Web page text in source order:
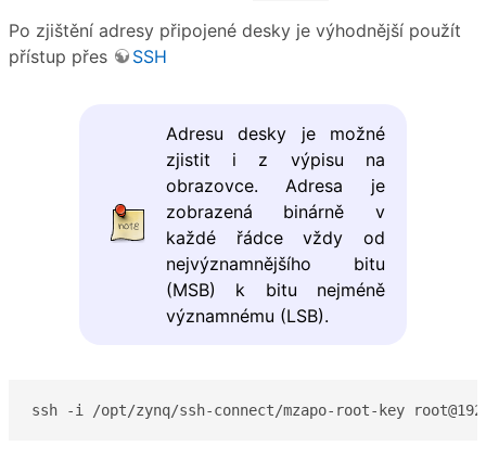
Po zjištění adresy připojené desky je výhodnější použít
přístup přes
SSH
Adresu desky je možné
zjistit i z výpisu na
obrazovce. Adresa je
zobrazená binárně v
každé řádce vždy od
nejvýznamnějšího bitu
(MSB) k bitu nejméně
významnému (LSB).
ssh -i /opt/zynq/ssh-connect/mzapo-root-key